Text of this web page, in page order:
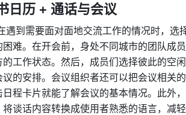
日历 + 通话与会议
遇到需要面对面地交流工作的情况时，选
难。在开会前，身处不同城市的团队成
工作状态。然后，成员们选择彼此的空
的安排。会议组织者还可以把会议相关
程卡片就能了解会议的基本情况。此外
谈话内容转换成使用者熟悉的语言，减